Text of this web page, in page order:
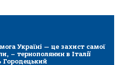
Україні — це захист самої
– тернополянин в Італії
Городецький